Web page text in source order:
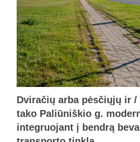
Dviračių arba pėsčiųjų ir
tako Paliūniškio g.
integruojant į bendrą